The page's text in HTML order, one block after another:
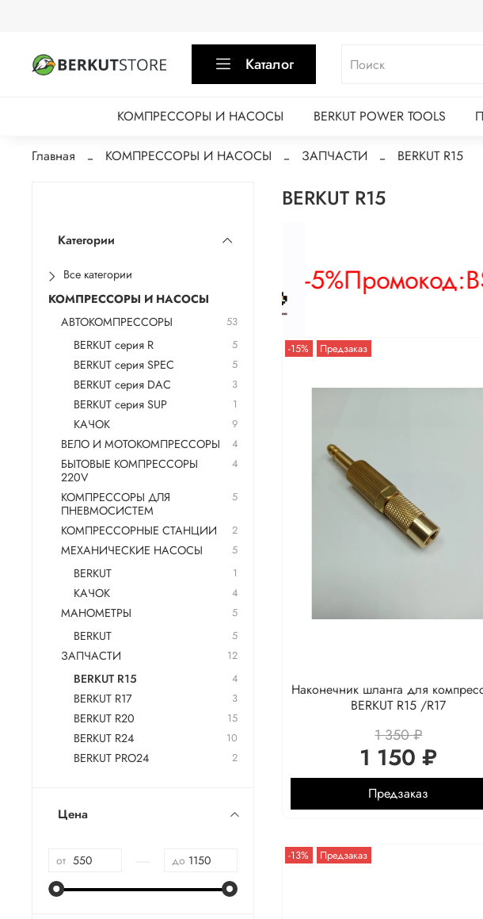
Каталог
КОМПРЕССОРЫ И НАСОСЫ BERKUT POWER TOOLS
Главная КОМПРЕССОРЫ И НАСОСЫ ЗАПЧАСТИ BERKUT R15
BERKUT R15
-5%Промокод:
-15% Предзаказ
Наконечник шланга для
BERKUT R15 /R17
1 350 ₽
1 150 ₽
Предзаказ
-13% Предзаказ
Категории
Все категории
КОМПРЕССОРЫ И НАСОСЫ
АВТОКОМПРЕССОРЫ
53
BERKUT серия R 5
BERKUT серия SPEC 5
BERKUT серия DAC 3
BERKUT серия SUP 1
КАЧОК 9
ВЕЛО И МОТОКОМПРЕССОРЫ 4
БЫТОВЫЕ КОМПРЕССОРЫ
220V
4
КОМПРЕССОРЫ ДЛЯ
ПНЕВМОСИСТЕМ
5
КОМПРЕССОРНЫЕ СТАНЦИИ 2
МЕХАНИЧЕСКИЕ НАСОСЫ 5
BERKUT 1
КАЧОК 4
МАНОМЕТРЫ 5
BERKUT 5
ЗАПЧАСТИ 12
BERKUT R15 4
BERKUT R17 3
BERKUT R20 15
BERKUT R24 10
BERKUT PRO24 2
Цена
от до